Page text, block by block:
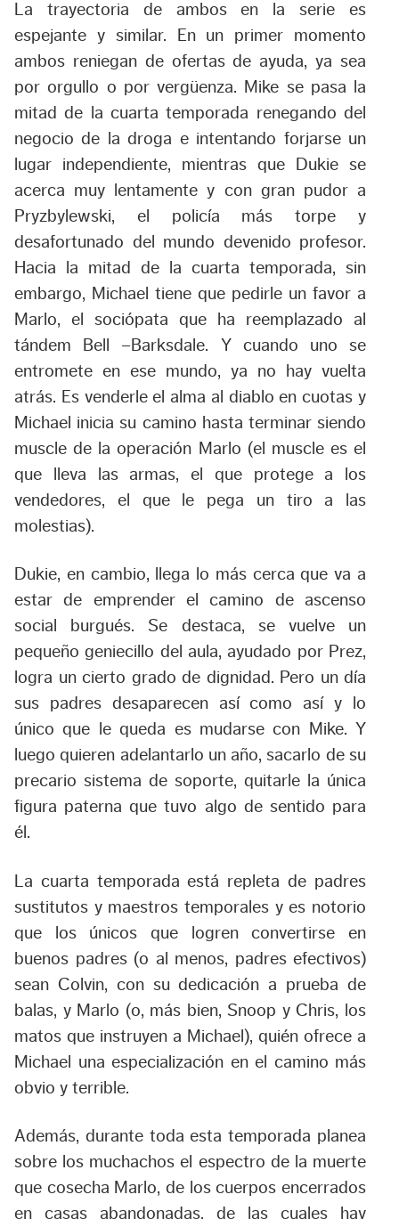
La trayectoria de ambos en la serie es
espejante y similar. En un primer momento
ambos reniegan de ofertas de ayuda, ya sea
por orgullo o por vergüenza. Mike se pasa la
mitad de la cuarta temporada renegando del
negocio de la droga e intentando forjarse un
lugar independiente, mientras que Dukie se
acerca muy lentamente y con gran pudor a
Pryzbylewski, el policía más torpe y
desafortunado del mundo devenido profesor.
Hacia la mitad de la cuarta temporada, sin
embargo, Michael tiene que pedirle un favor a
Marlo, el sociópata que ha reemplazado al
tándem Bell –Barksdale. Y cuando uno se
entromete en ese mundo, ya no hay vuelta
atrás. Es venderle el alma al diablo en cuotas y
Michael inicia su camino hasta terminar siendo
muscle de la operación Marlo (el muscle es el
que lleva las armas, el que protege a los
vendedores, el que le pega un tiro a las
molestias).
Dukie, en cambio, llega lo más cerca que va a
estar de emprender el camino de ascenso
social burgués. Se destaca, se vuelve un
pequeño geniecillo del aula, ayudado por Prez,
logra un cierto grado de dignidad. Pero un día
sus padres desaparecen así como así y lo
único que le queda es mudarse con Mike. Y
luego quieren adelantarlo un año, sacarlo de su
precario sistema de soporte, quitarle la única
figura paterna que tuvo algo de sentido para
él.
La cuarta temporada está repleta de padres
sustitutos y maestros temporales y es notorio
que los únicos que logren convertirse en
buenos padres (o al menos, padres efectivos)
sean Colvin, con su dedicación a prueba de
balas, y Marlo (o, más bien, Snoop y Chris, los
matos que instruyen a Michael), quién ofrece a
Michael una especialización en el camino más
obvio y terrible.
Además, durante toda esta temporada planea
sobre los muchachos el espectro de la muerte
que cosecha Marlo, de los cuerpos encerrados
en casas abandonadas, de las cuales hay